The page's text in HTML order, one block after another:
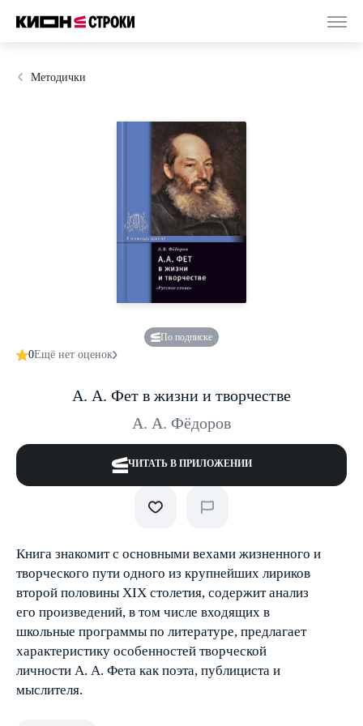
Методички
По подписке
0Ещё нет оценок
А. А. Фет в жизни и творчестве
А. А. Фёдоров
ЧИТАТЬ В ПРИЛОЖЕНИИ
Книга знакомит с основными вехами жизненного и
творческого пути одного из крупнейших лириков
второй половины XIX столетия, содержит анализ
его произведений, в том числе входящих в
школьные программы по литературе, предлагает
характеристику особенностей творческой
личности А. А. Фета как поэта, публициста и
мыслителя.